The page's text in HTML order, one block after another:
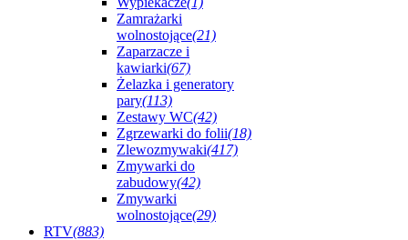
Zamrażarki
wolnostojące(21)
Zaparzacze i
kawiarki(67)
Żelazka i generatory
pary(113)
Zestawy WC(42)
Zgrzewarki do folii(18)
Zlewozmywaki(417)
Zmywarki do
zabudowy(42)
Zmywarki
wolnostojące(29)
RTV(883)